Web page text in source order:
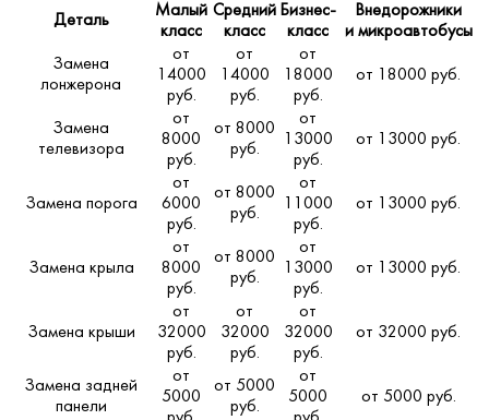
Деталь
Малый
класс
Средний
класс
Бизнес-
класс
Внедорожники
и микроавтобусы
Замена
лонжерона
от
14000
руб.
от
14000
руб.
от
18000
руб.
от 18000 руб.
Замена
телевизора
от
8000
руб.
от 8000
руб.
от
13000
руб.
от 13000 руб.
Замена порога
от
6000
руб.
от 8000
руб.
от
11000
руб.
от 13000 руб.
Замена крыла
от
8000
руб.
от 8000
руб.
от
13000
руб.
от 13000 руб.
Замена крыши
от
32000
руб.
от
32000
руб.
от
32000
руб.
от 32000 руб.
Замена задней
панели
от
5000
от 5000
руб.
от
5000
от 5000 руб.